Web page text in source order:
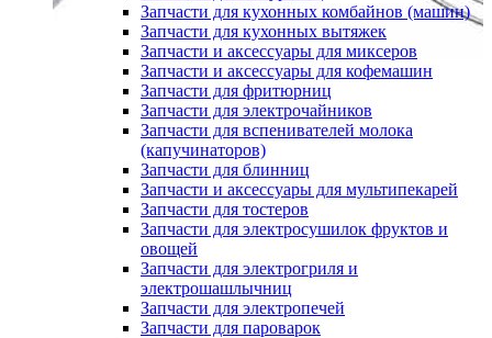
Запчасти для кухонных комбайнов (машин)
Запчасти для кухонных вытяжек
Запчасти и аксессуары для миксеров
Запчасти и аксессуары для кофемашин
Запчасти для фритюрниц
Запчасти для электрочайников
Запчасти для вспенивателей молока
(капучинаторов)
Запчасти для блинниц
Запчасти и аксессуары для мультипекарей
Запчасти для тостеров
Запчасти для электросушилок фруктов и
овощей
Запчасти для электрогриля и
электрошашлычниц
Запчасти для электропечей
Запчасти для пароварок